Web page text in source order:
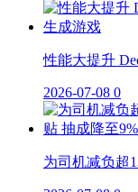
性能大提升
2026-07-08 0
为司机减负超